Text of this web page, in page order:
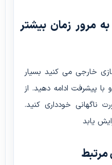
به مرور زمان بیشتر
خارجی می کنید بسیار
با پیشرفت ادامه دهید. از
ناگهانی خودداری کنید.
یابد